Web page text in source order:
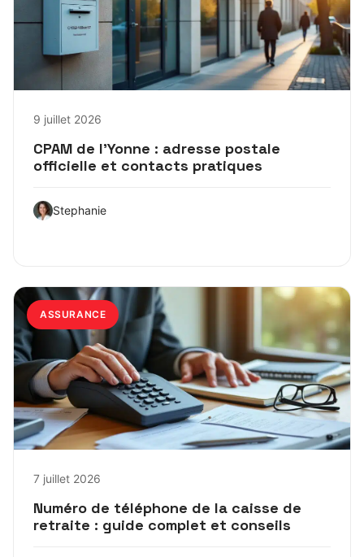
9 juillet 2026
CPAM de l’Yonne : adresse postale
officielle et contacts pratiques
Stephanie
ASSURANCE
7 juillet 2026
Numéro de téléphone de la caisse de
retraite : guide complet et conseils